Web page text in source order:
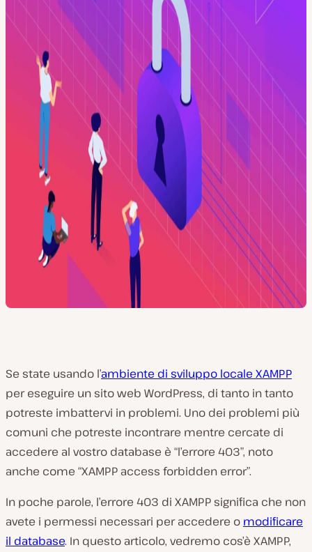
Se state usando l’ambiente di sviluppo locale XAMPP
per eseguire un sito web WordPress, di tanto in tanto
potreste imbattervi in problemi. Uno dei problemi più
comuni che potreste incontrare mentre cercate di
accedere al vostro database è “l’errore 403”, noto
anche come “XAMPP access forbidden error”.
In poche parole, l’errore 403 di XAMPP significa che non
avete i permessi necessari per accedere o modificare
il database. In questo articolo, vedremo cos’è XAMPP,